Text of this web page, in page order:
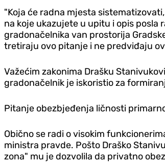
"Koja će radna mjesta
na koje ukazujete u upitu i opis posla
gradonačelnika van prostorija
tretiraju ovo pitanje i ne predviđaju
Važećim zakonima Drašku
gradonačelnik je iskoristio za
Pitanje obezbjeđenja ličnosti
Obično se radi o visokim
ministra pravde. Pošto Draško
zona" mu je dozvolila da privatno